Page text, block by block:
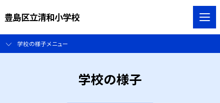
豊島区立清和小学校
学校の様子メニュー
学校の様子